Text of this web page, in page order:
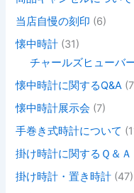
当店自慢の刻印 (6)
懐中時計 (31)
チャールズヒューバ
懐中時計に関するQ&A
懐中時計展示会 (7)
手巻き式時計について
掛け時計に関するＱ＆Ａ
掛け時計・置き時計 (47)